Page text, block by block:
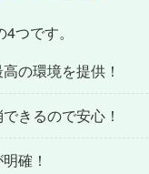
つです。
の環境を提供！
きるので安心！
確！